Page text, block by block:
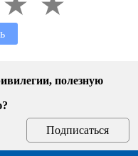
полезную